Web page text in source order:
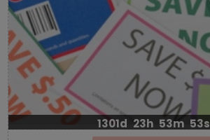
1301d 23h 53m 53s